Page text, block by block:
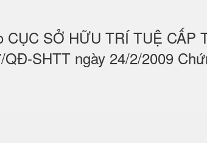
SỞ HỮU TRÍ TUỆ CẤP
SHTT ngày 24/2/2009